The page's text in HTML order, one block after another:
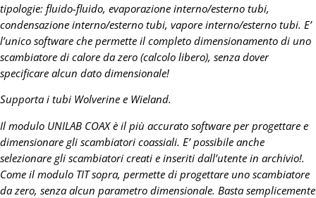
tipologie: fluido-fluido, evaporazione interno/esterno tubi,
condensazione interno/esterno tubi, vapore interno/esterno tubi. E’
l’unico software che permette il completo dimensionamento di uno
scambiatore di calore da zero (calcolo libero), senza dover
specificare alcun dato dimensionale!
Supporta i tubi Wolverine e Wieland.
Il modulo UNILAB COAX è il più accurato software per progettare e
dimensionare gli scambiatori coassiali. E’ possibile anche
selezionare gli scambiatori creati e inseriti dall’utente in archivio!.
Come il modulo TIT sopra, permette di progettare uno scambiatore
da zero, senza alcun parametro dimensionale. Basta semplicemente